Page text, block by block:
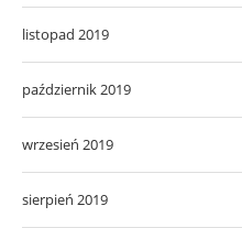
listopad 2019
październik 2019
wrzesień 2019
sierpień 2019